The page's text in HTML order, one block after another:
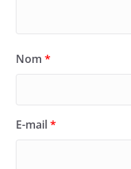
Nom *
E-mail*